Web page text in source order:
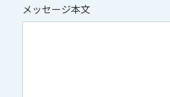
メッセージ本文